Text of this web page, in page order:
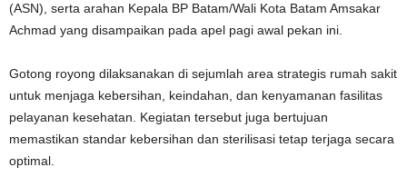
(ASN), serta arahan Kepala BP Batam/Wali Kota Batam Amsakar
Achmad yang disampaikan pada apel pagi awal pekan ini.
Gotong royong dilaksanakan di sejumlah area strategis rumah sakit
untuk menjaga kebersihan, keindahan, dan kenyamanan fasilitas
pelayanan kesehatan. Kegiatan tersebut juga bertujuan
memastikan standar kebersihan dan sterilisasi tetap terjaga secara
optimal.